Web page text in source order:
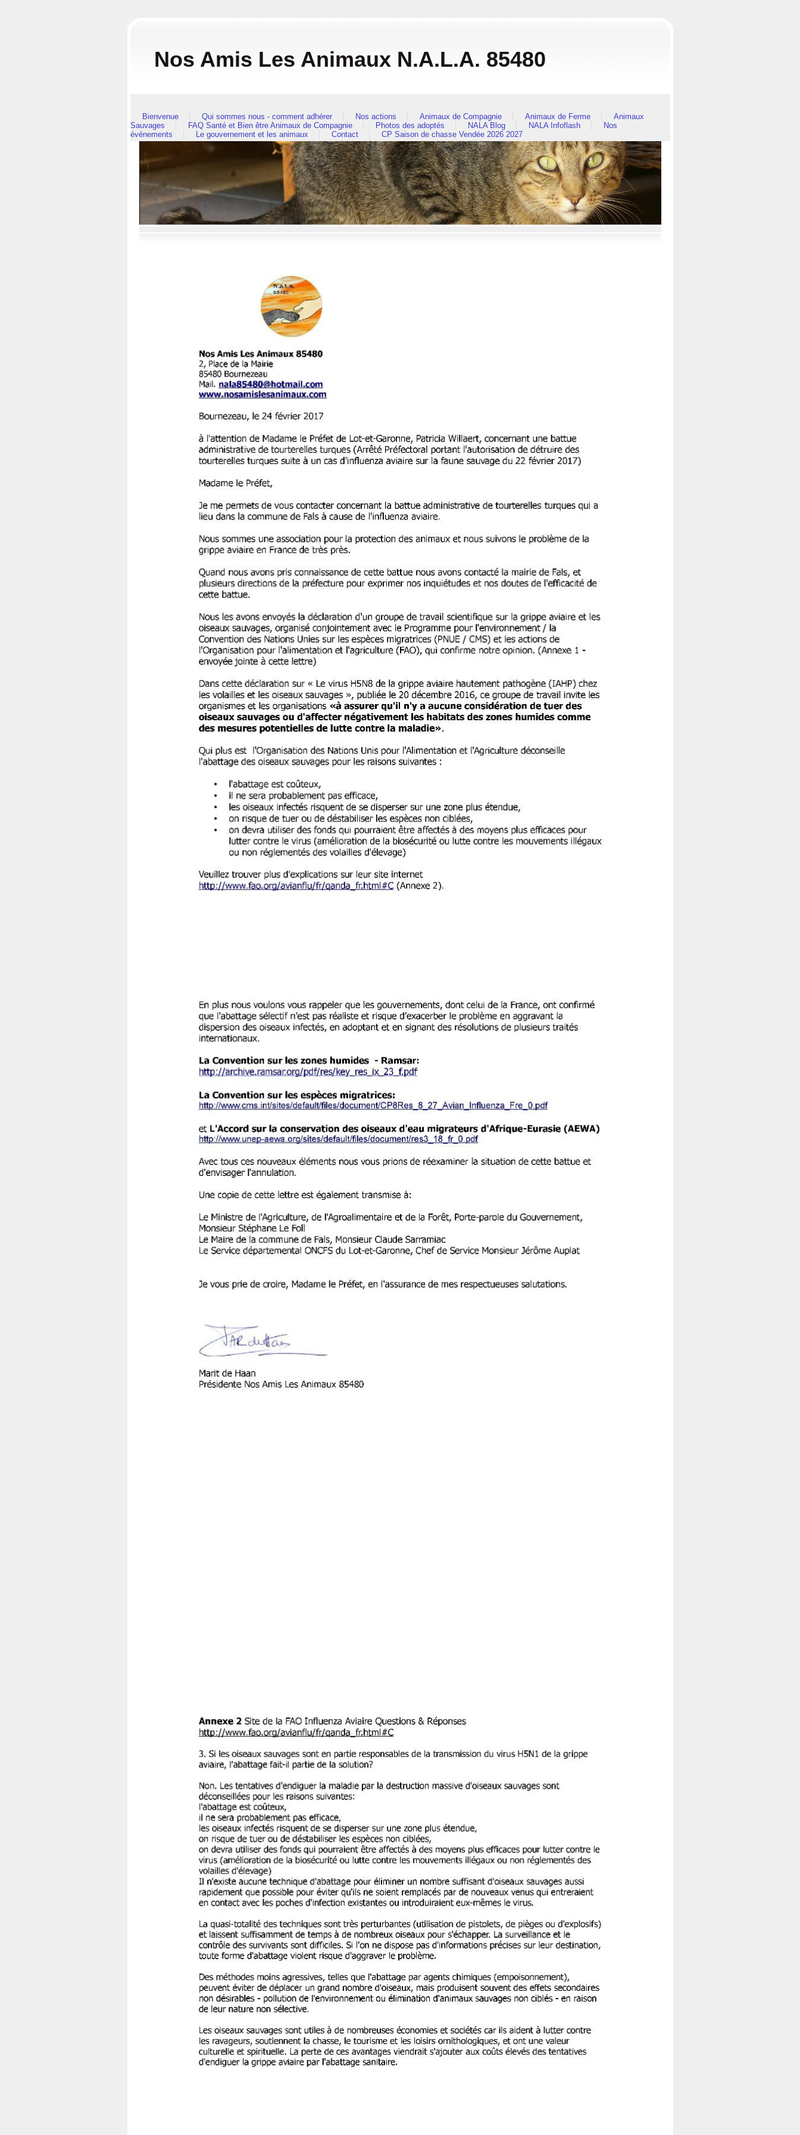
Nos Amis Les Animaux N.A.L.A. 85480
Bienvenue Qui sommes nous - comment adhérer Nos actions Animaux de Compagnie Animaux de Ferme
Animaux
Sauvages
FAQ Santé et Bien être Animaux de Compagnie Photos des adoptés NALA Blog NALA Infoflash
Nos
événements
Le gouvernement et les animaux Contact CP Saison de chasse Vendée 2026 2027